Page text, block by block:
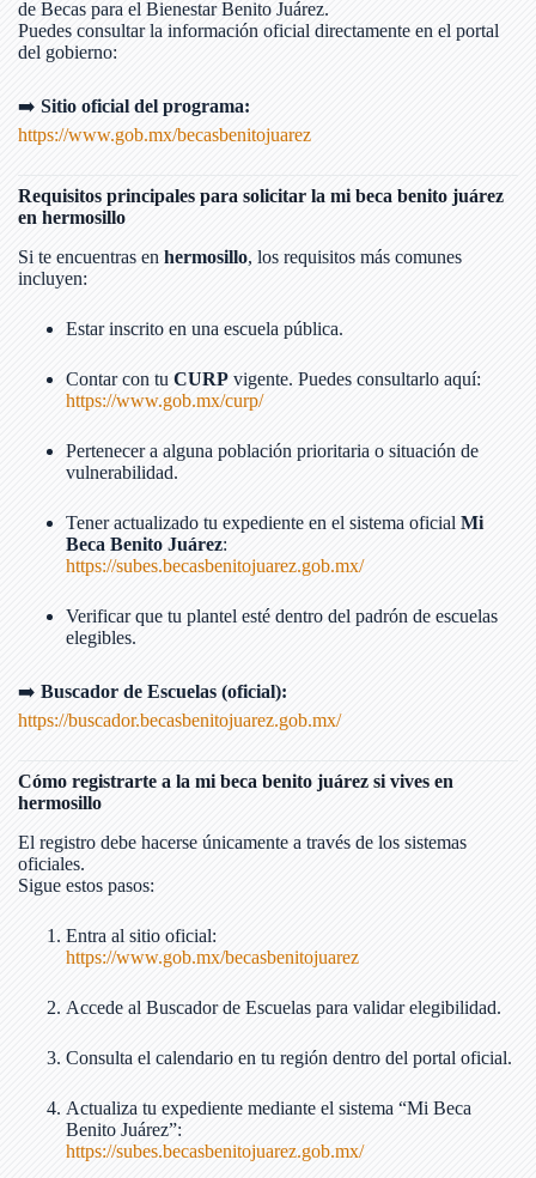
de Becas para el Bienestar Benito Juárez.
Puedes consultar la información oficial directamente en el portal
del gobierno:
➡️ Sitio oficial del programa:
https://www.gob.mx/becasbenitojuarez
Requisitos principales para solicitar la mi beca benito juárez
en hermosillo
Si te encuentras en hermosillo, los requisitos más comunes
incluyen:
Estar inscrito en una escuela pública.
Contar con tu CURP vigente. Puedes consultarlo aquí:
https://www.gob.mx/curp/
Pertenecer a alguna población prioritaria o situación de
vulnerabilidad.
Tener actualizado tu expediente en el sistema oficial Mi
Beca Benito Juárez:
https://subes.becasbenitojuarez.gob.mx/
Verificar que tu plantel esté dentro del padrón de escuelas
elegibles.
➡️ Buscador de Escuelas (oficial):
https://buscador.becasbenitojuarez.gob.mx/
Cómo registrarte a la mi beca benito juárez si vives en
hermosillo
El registro debe hacerse únicamente a través de los sistemas
oficiales.
Sigue estos pasos:
Entra al sitio oficial:
https://www.gob.mx/becasbenitojuarez
Accede al Buscador de Escuelas para validar elegibilidad.
Consulta el calendario en tu región dentro del portal oficial.
Actualiza tu expediente mediante el sistema “Mi Beca
Benito Juárez”:
https://subes.becasbenitojuarez.gob.mx/